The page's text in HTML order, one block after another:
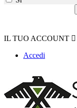
IL TUO ACCOUNT 
Accedi